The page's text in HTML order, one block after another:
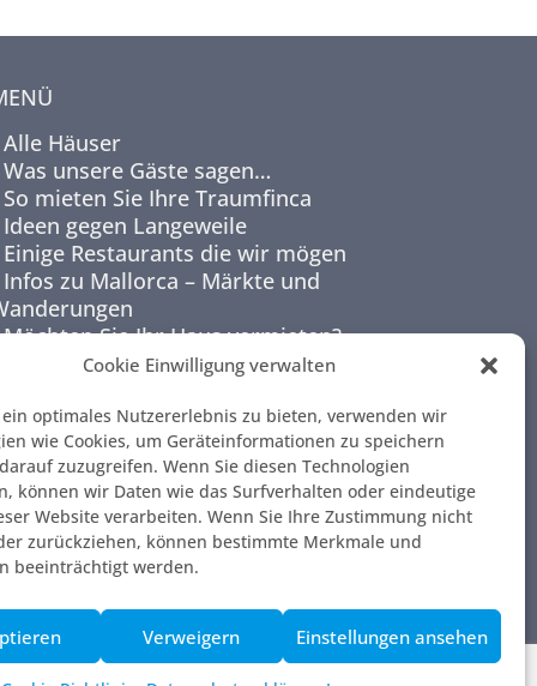
Cookie Einwilligung verwalten
optimales Nutzererlebnis zu bieten, verwenden wir
wie Cookies, um Geräteinformationen zu speichern
zuzugreifen. Wenn Sie diesen Technologien
können wir Daten wie das Surfverhalten oder eindeutige
Website verarbeiten. Wenn Sie Ihre Zustimmung nicht
zurückziehen, können bestimmte Merkmale und
beeinträchtigt werden.
Verweigern Einstellungen ansehen
Alle Häuser
Was unsere Gäste sagen…
So mieten Sie Ihre Traumfinca
Ideen gegen Langeweile
Einige Restaurants die wir mögen
Infos zu Mallorca – Märkte und
Möchten Sie Ihr Haus vermieten?